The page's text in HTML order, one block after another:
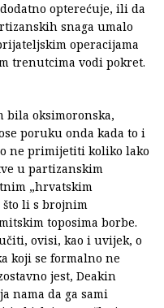
opterećuje, ili da
snaga umalo
operacijama
trenutcima vodi pokret.
bila oksimoronska,
poruku onda kada to i
ne primijetiti koliko lako
u partizanskim
„hrvatskim
što li s brojnim
toposima borbe.
ovisi, kao i uvijek, o
koji se formalno ne
jest, Deakin
nama da ga sami